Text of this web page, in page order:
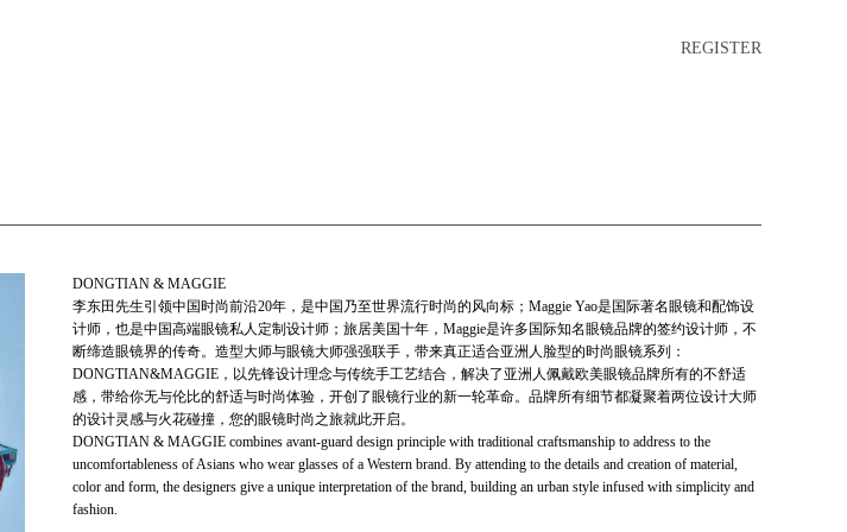
REGISTER
DONGTIAN & MAGGIE
李东田先生引领中国时尚前沿20年，是中国乃至世界流行时尚的风向标；Maggie Yao是国际著名眼镜和配饰设
计师，也是中国高端眼镜私人定制设计师；旅居美国十年，Maggie是许多国际知名眼镜品牌的签约设计师，不
断缔造眼镜界的传奇。造型大师与眼镜大师强强联手，带来真正适合亚洲人脸型的时尚眼镜系列：
DONGTIAN&MAGGIE，以先锋设计理念与传统手工艺结合，解决了亚洲人佩戴欧美眼镜品牌所有的不舒适
感，带给你无与伦比的舒适与时尚体验，开创了眼镜行业的新一轮革命。品牌所有细节都凝聚着两位设计大师
的设计灵感与火花碰撞，您的眼镜时尚之旅就此开启。
DONGTIAN & MAGGIE combines avant-guard design principle with traditional craftsmanship to address to the
uncomfortableness of Asians who wear glasses of a Western brand. By attending to the details and creation of material,
color and form, the designers give a unique interpretation of the brand, building an urban style infused with simplicity and
fashion.